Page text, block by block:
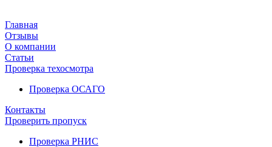
Главная
Отзывы
О компании
Статьи
Проверка техосмотра
Проверка ОСАГО
Контакты
Проверить пропуск
Проверка РНИС